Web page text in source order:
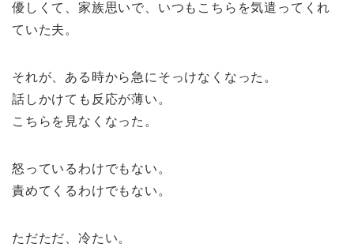
優しくて、家族思いで、いつもこちらを気遣ってくれ
ていた夫。
それが、ある時から急にそっけなくなった。
話しかけても反応が薄い。
こちらを見なくなった。
怒っているわけでもない。
責めてくるわけでもない。
ただただ、冷たい。